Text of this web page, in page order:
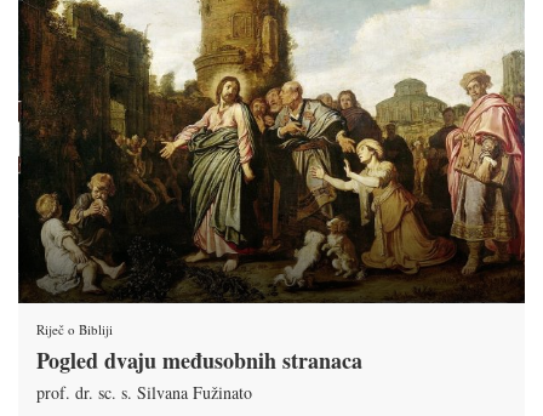
Riječ o Bibliji
Pogled dvaju međusobnih stranaca
prof. dr. sc. s. Silvana Fužinato